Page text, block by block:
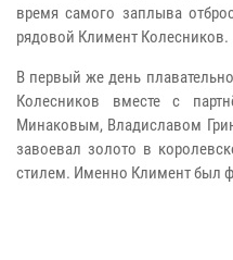
время самого заплыва
рядовой Климент Колесников.
В первый же день
Колесников вместе с
Минаковым, Владиславом
завоевал золото в
стилем. Именно Климент был